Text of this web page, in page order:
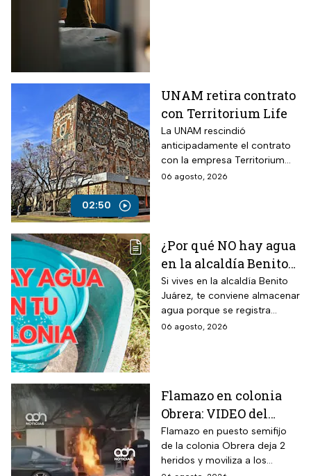
02:50
UNAM retira contrato
con Territorium Life
La UNAM rescindió
anticipadamente el contrato
con la empresa Territorium
Life, encargada del examen
06 agosto, 2026
¿Por qué NO hay agua
en la alcaldía Benito
Juárez? Lista de
colonias afectadas
hasta el viernes
Si vives en la alcaldía Benito
Juárez, te conviene almacenar
agua porque se registra
suspensión del suministro por
06 agosto, 2026
Flamazo en colonia
Obrera: VIDEO del
siniestro en puesto
semifijo que dejó
heridos
Flamazo en puesto semifijo
de la colonia Obrera deja 2
heridos y moviliza a los